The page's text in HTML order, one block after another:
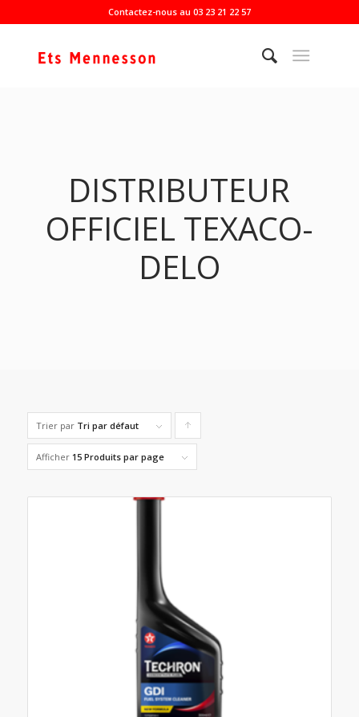
Contactez-nous au 03 23 21 22 57
DISTRIBUTEUR
OFFICIEL TEXACO-
DELO
Trier par Tri par défaut
les
Afficher 15 Produits par page